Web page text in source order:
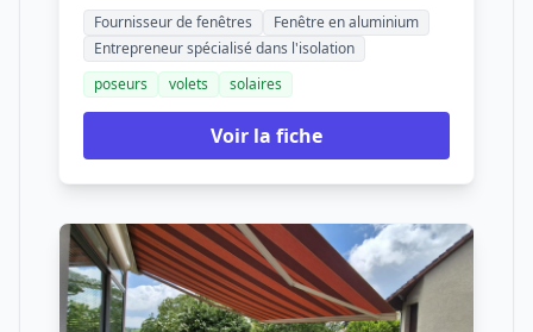
Fournisseur de fenêtres
Fenêtre en aluminium
Entrepreneur spécialisé dans l'isolation
poseurs
volets solaires
Voir la fiche